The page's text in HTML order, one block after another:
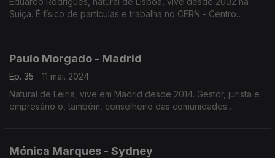
Suiça. É físico de partículas e trabalha no CERN - Centro
Paulo Morgado - Madrid
Ep. 35
11 mai. 2024
Natural de Leiria, vive em Madrid desde 2014. Gestor, jurista e
empresário o, também, conselheiro das comunidades
Mónica Marques - Sydney